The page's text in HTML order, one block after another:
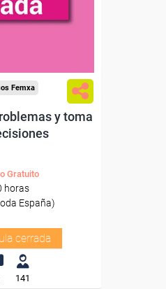
Femxa
y toma
Gratuito
horas
España)
cerrada
141